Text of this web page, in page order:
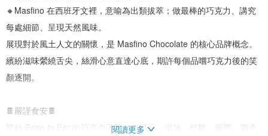
🔸Masfino 在西班牙文裡，意喻為出類拔萃；做最棒的巧克力、講究
每處細節、呈現天然風味。
展現對於風土人文的關懷，是 Masfino Chocolate 的核心品牌概念。
繽紛滋味縈繞舌尖，絲滑心意直達心底，期許每個品嚐巧克力後的笑
顏逐開。
🍫嚴謹食安🍫
堅持 Bean to Bar 的巧克力工藝，從選豆、烘培、發酵、碾壓、調溫,
閱讀更多